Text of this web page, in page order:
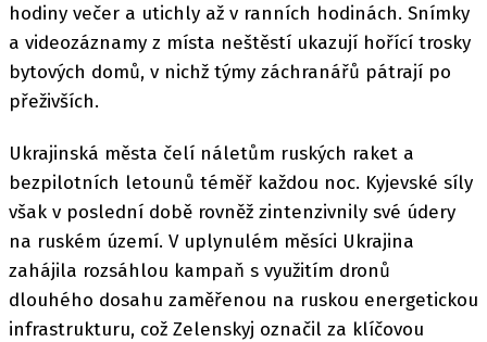
hodiny večer a utichly až v ranních hodinách. Snímky
a videozáznamy z místa neštěstí ukazují hořící trosky
bytových domů, v nichž týmy záchranářů pátrají po
přeživších.
Ukrajinská města čelí náletům ruských raket a
bezpilotních letounů téměř každou noc. Kyjevské síly
však v poslední době rovněž zintenzivnily své údery
na ruském území. V uplynulém měsíci Ukrajina
zahájila rozsáhlou kampaň s využitím dronů
dlouhého dosahu zaměřenou na ruskou energetickou
infrastrukturu, což Zelenskyj označil za klíčovou